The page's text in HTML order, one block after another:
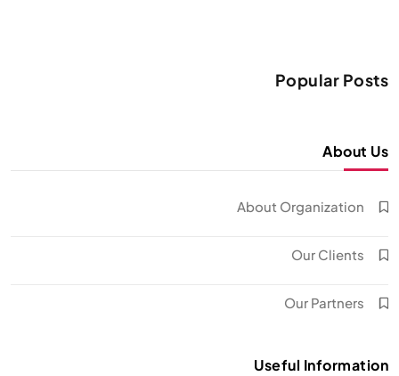
Popular Posts
About Us
About Organization
Our Clients
Our Partners
Useful Information